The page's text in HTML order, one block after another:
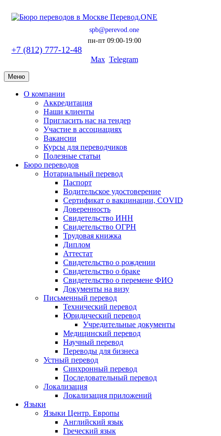
spb@perevod.one
пн-пт 09:00-19:00
+7 (812) 777-12-48
Max Telegram
Меню
О компании
Аккредитация
Наши клиенты
Пригласить нас на тендер
Участие в ассоциациях
Вакансии
Курсы для переводчиков
Полезные статьи
Бюро переводов
Нотариальный перевод
Паспорт
Водительское удостоверение
Сертификат о вакцинации, COVID
Доверенность
Свидетельство ИНН
Свидетельство ОГРН
Трудовая книжка
Диплом
Аттестат
Свидетельство о рождении
Свидетельство о браке
Свидетельство о перемене ФИО
Документы на визу
Письменный перевод
Технический перевод
Юридический перевод
Учредительные документы
Медицинский перевод
Научный перевод
Переводы для бизнеса
Устный перевод
Синхронный перевод
Последовательный перевод
Локализация
Локализация приложений
Языки
Языки Центр. Европы
Английский язык
Греческий язык